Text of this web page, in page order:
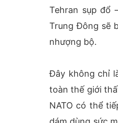
Tehran sụp đổ
Trung Đông sẽ
nhượng bộ.
Đây không chỉ
toàn thế giới
NATO có thể